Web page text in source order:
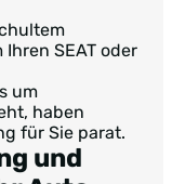
SEAT oder
um
haben
für Sie parat.
und